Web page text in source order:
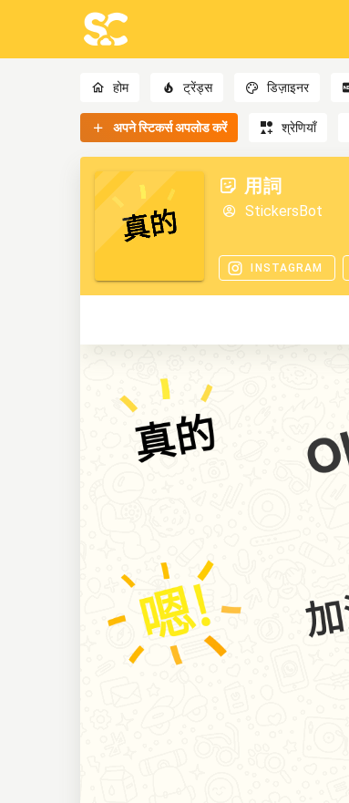
होम ट्रेंड्स डिज़ाइनर
अपने स्टिकर्स अपलोड करें श्रेणियाँ
用詞
StickersBot
INSTAGRAM